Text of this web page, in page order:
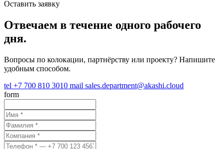
Оставить заявку
Отвечаем в течение одного рабочего
дня.
Вопросы по колокации, партнёрству или проекту? Напишите
удобным способом.
tel +7 700 810 3010 mail sales.department@akashi.cloud
form